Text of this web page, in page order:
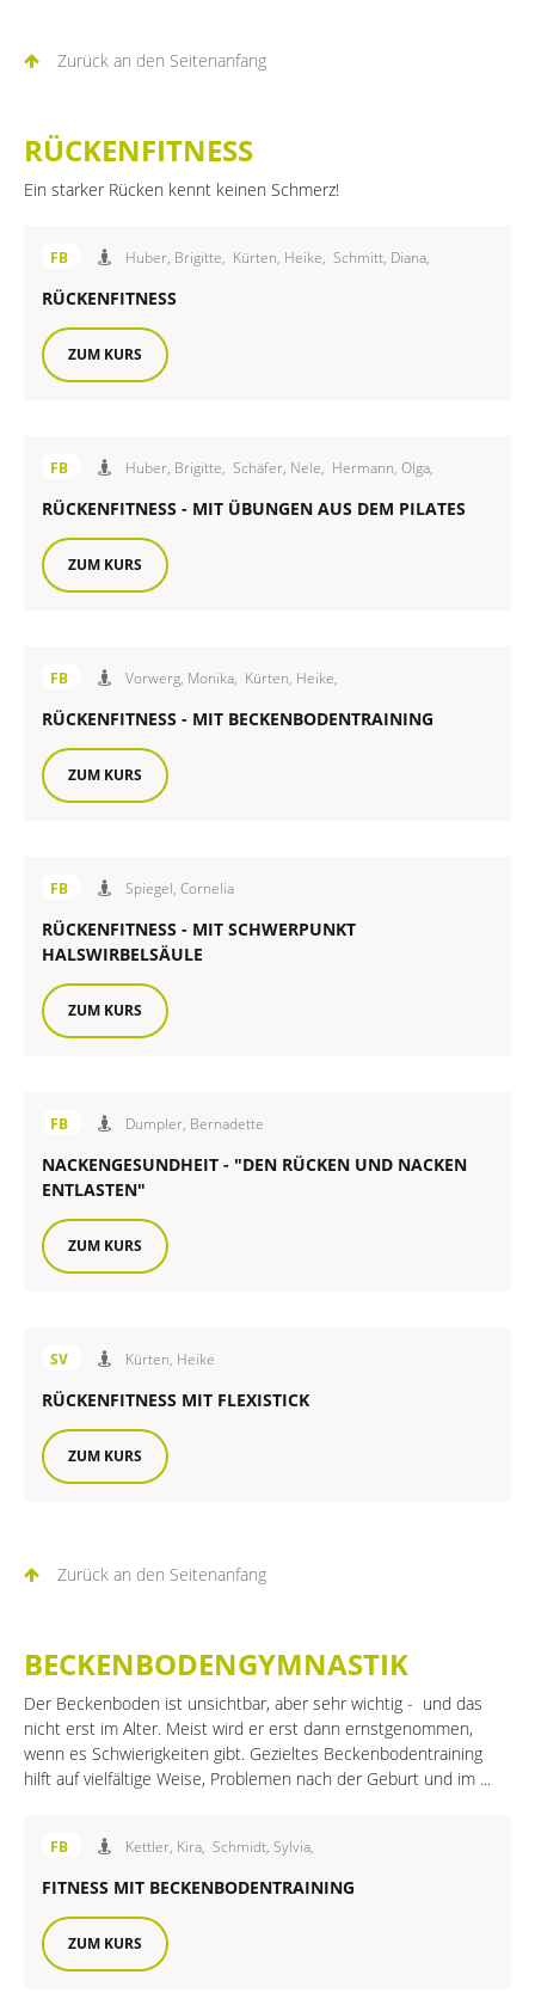
Zurück an den Seitenanfang
RÜCKENFITNESS
Ein starker Rücken kennt keinen Schmerz!
FBAngebot der FiB Familienbildung
Huber, Brigitte, Kürten, Heike, Schmitt, Diana,
RÜCKENFITNESS
ZUM KURS
FBAngebot der FiB Familienbildung
Huber, Brigitte, Schäfer, Nele, Hermann, Olga,
RÜCKENFITNESS - MIT ÜBUNGEN AUS DEM PILATES
ZUM KURS
FBAngebot der FiB Familienbildung
Vorwerg, Monika, Kürten, Heike,
RÜCKENFITNESS - MIT BECKENBODENTRAINING
ZUM KURS
FBAngebot der FiB Familienbildung
Spiegel, Cornelia
RÜCKENFITNESS - MIT SCHWERPUNKT
HALSWIRBELSÄULE
ZUM KURS
FBAngebot der FiB Familienbildung
Dumpler, Bernadette
NACKENGESUNDHEIT - "DEN RÜCKEN UND NACKEN
ENTLASTEN"
ZUM KURS
SVAngebot des FiB Sportverein
Kürten, Heike
RÜCKENFITNESS MIT FLEXISTICK
ZUM KURS
Zurück an den Seitenanfang
BECKENBODENGYMNASTIK
Der Beckenboden ist unsichtbar, aber sehr wichtig - und das
nicht erst im Alter. Meist wird er erst dann ernstgenommen,
wenn es Schwierigkeiten gibt. Gezieltes Beckenbodentraining
hilft auf vielfältige Weise, Problemen nach der Geburt und im ...
FBAngebot der FiB Familienbildung
Kettler, Kira, Schmidt, Sylvia,
FITNESS MIT BECKENBODENTRAINING
ZUM KURS